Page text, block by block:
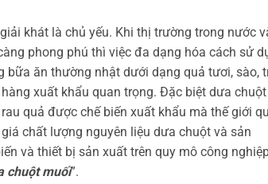
khát là chủ yếu. Khi thị trường trong nước
phong phú thì việc đa dạng hóa cách sử
ăn thường nhật dưới dạng quả tươi, sào,
xuất khẩu quan trọng. Đặc biệt dưa chuột
quả được chế biến xuất khẩu mà thế giới
chất lượng nguyên liệu dưa chuột và sản
và thiết bị sản xuất trên quy mô công
chuột muối”.